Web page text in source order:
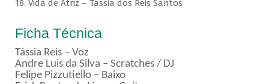
18. Vida de Atriz – Tássia dos Reis Santos
Ficha Técnica
Tássia Reis – Voz
Andre Luis da Silva – Scratches / DJ
Felipe Pizzutiello – Baixo